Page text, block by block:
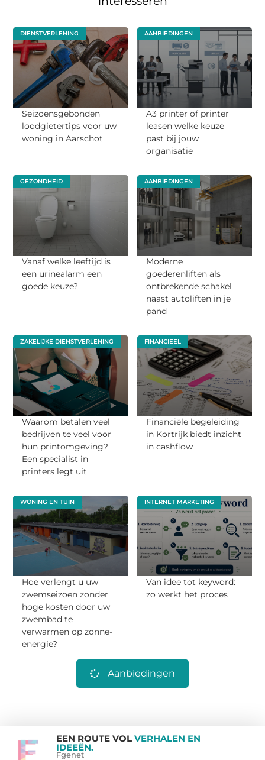
DIENSTVERLENING
Seizoensgebonden
loodgietertips voor uw
woning in Aarschot
AANBIEDINGEN
A3 printer of printer
leasen welke keuze
past bij jouw
organisatie
GEZONDHEID
Vanaf welke leeftijd is
een urinealarm een
goede keuze?
AANBIEDINGEN
Moderne
goederenliften als
ontbrekende schakel
naast autoliften in je
pand
ZAKELIJKE DIENSTVERLENING
Waarom betalen veel
bedrijven te veel voor
hun printomgeving?
Een specialist in
printers legt uit
FINANCIEEL
Financiële begeleiding
in Kortrijk biedt inzicht
in cashflow
WONING EN TUIN
Hoe verlengt u uw
zwemseizoen zonder
hoge kosten door uw
zwembad te
verwarmen op zonne-
energie?
INTERNET MARKETING
Van idee tot keyword:
zo werkt het proces
Aanbiedingen
EEN ROUTE VOL VERHALEN EN
IDEEËN.
Fgenet